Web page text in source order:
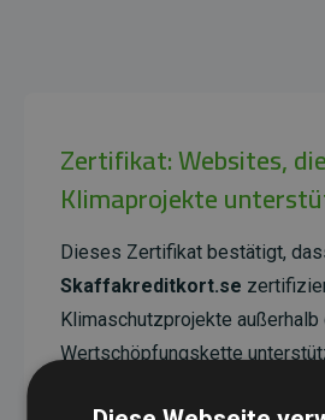
Zertifikat: Websites, die
Klimaprojekte
Dieses Zertifikat bestätigt,
Skaffakreditkort.se
Klimaschutzprojekte außerhalb
Wertschöpfungskette